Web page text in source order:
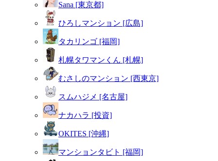
Sana [東京都]
ひろしマンション [広島]
タカリンゴ [福岡]
札幌タワマンくん [札幌]
むさしのマンション [西東京]
スムハジメ [名古屋]
ナカハラ [投資]
OKITES [沖縄]
マンションタビト [福岡]